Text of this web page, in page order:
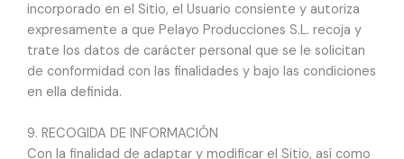
incorporado en el Sitio, el Usuario consiente y autoriza
expresamente a que Pelayo Producciones S.L. recoja y
trate los datos de carácter personal que se le solicitan
de conformidad con las finalidades y bajo las condiciones
en ella definida.
9. RECOGIDA DE INFORMACIÓN
Con la finalidad de adaptar y modificar el Sitio, así como